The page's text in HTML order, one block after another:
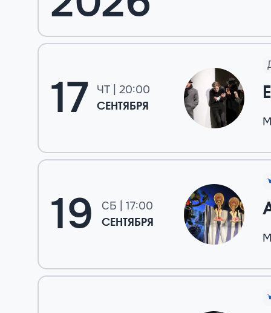
17
ЧТ | 20:00
СЕНТЯБРЯ
19 СБ | 17:00
СЕНТЯБРЯ